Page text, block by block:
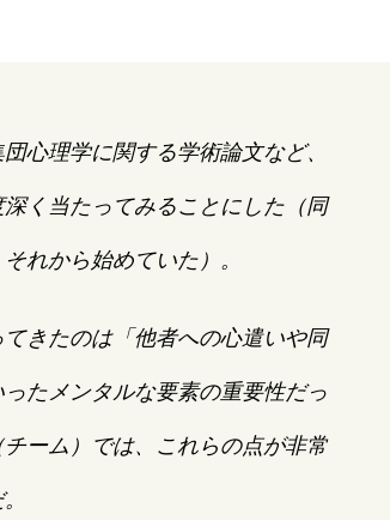
心理学に関する学術論文など、
く当たってみることにした（同
れから始めていた）。
きたのは「他者への心遣いや同
たメンタルな要素の重要性だっ
ーム）では、これらの点が非常